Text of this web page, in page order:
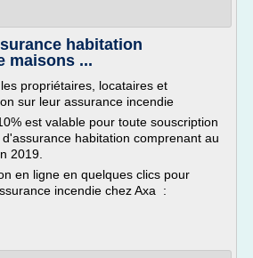
habitation
maisons ...
propriétaires, locataires et
sur leur assurance incendie
est valable pour toute souscription
habitation comprenant au
2019.
en ligne en quelques clics pour
incendie chez Axa :